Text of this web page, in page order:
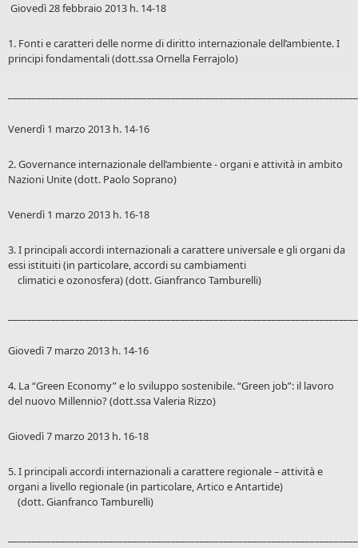
Giovedì 28 febbraio 2013 h. 14-18
1. Fonti e caratteri delle norme di diritto internazionale dell’ambiente. I
principi fondamentali (dott.ssa Ornella Ferrajolo)
Venerdì 1 marzo 2013 h. 14-16
2. Governance internazionale dell’ambiente - organi e attività in ambito
Nazioni Unite (dott. Paolo Soprano)
Venerdì 1 marzo 2013 h. 16-18
3. I principali accordi internazionali a carattere universale e gli organi da
essi istituiti (in particolare, accordi su cambiamenti
climatici e ozonosfera) (dott. Gianfranco Tamburelli)
Giovedì 7 marzo 2013 h. 14-16
4. La “Green Economy” e lo sviluppo sostenibile. “Green job”: il lavoro
del nuovo Millennio? (dott.ssa Valeria Rizzo)
Giovedì 7 marzo 2013 h. 16-18
5. I principali accordi internazionali a carattere regionale – attività e
organi a livello regionale (in particolare, Artico e Antartide)
(dott. Gianfranco Tamburelli)